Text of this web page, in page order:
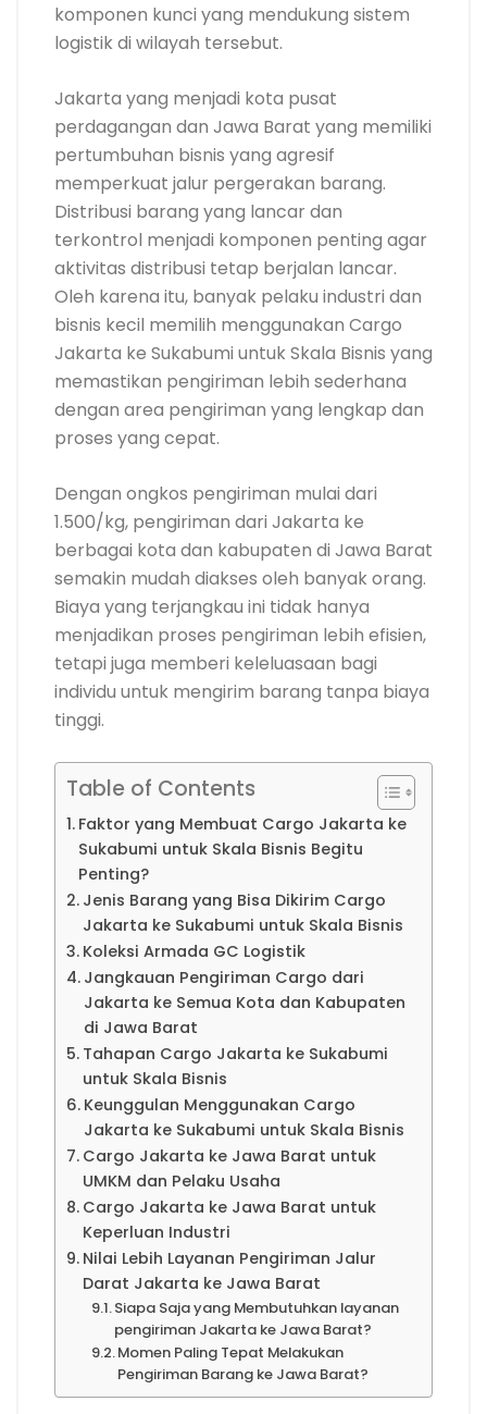
komponen kunci yang mendukung sistem
logistik di wilayah tersebut.
Jakarta yang menjadi kota pusat
perdagangan dan Jawa Barat yang memiliki
pertumbuhan bisnis yang agresif
memperkuat jalur pergerakan barang.
Distribusi barang yang lancar dan
terkontrol menjadi komponen penting agar
aktivitas distribusi tetap berjalan lancar.
Oleh karena itu, banyak pelaku industri dan
bisnis kecil memilih menggunakan Cargo
Jakarta ke Sukabumi untuk Skala Bisnis yang
memastikan pengiriman lebih sederhana
dengan area pengiriman yang lengkap dan
proses yang cepat.
Dengan ongkos pengiriman mulai dari
1.500/kg, pengiriman dari Jakarta ke
berbagai kota dan kabupaten di Jawa Barat
semakin mudah diakses oleh banyak orang.
Biaya yang terjangkau ini tidak hanya
menjadikan proses pengiriman lebih efisien,
tetapi juga memberi keleluasaan bagi
individu untuk mengirim barang tanpa biaya
tinggi.
Table of Contents
Faktor yang Membuat Cargo Jakarta ke
Sukabumi untuk Skala Bisnis Begitu
Penting?
Jenis Barang yang Bisa Dikirim Cargo
Jakarta ke Sukabumi untuk Skala Bisnis
Koleksi Armada GC Logistik
Jangkauan Pengiriman Cargo dari
Jakarta ke Semua Kota dan Kabupaten
di Jawa Barat
Tahapan Cargo Jakarta ke Sukabumi
untuk Skala Bisnis
Keunggulan Menggunakan Cargo
Jakarta ke Sukabumi untuk Skala Bisnis
Cargo Jakarta ke Jawa Barat untuk
UMKM dan Pelaku Usaha
Cargo Jakarta ke Jawa Barat untuk
Keperluan Industri
Nilai Lebih Layanan Pengiriman Jalur
Darat Jakarta ke Jawa Barat
Siapa Saja yang Membutuhkan layanan
pengiriman Jakarta ke Jawa Barat?
Momen Paling Tepat Melakukan
Pengiriman Barang ke Jawa Barat?